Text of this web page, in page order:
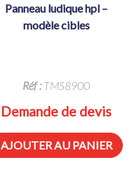
panneau ludique hpl –
modèle cibles
Réf :TMS8900
Demande de devis
AJOUTER AU PANIER